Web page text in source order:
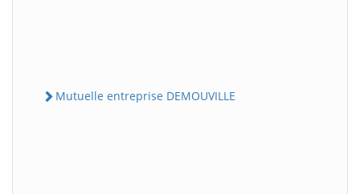
Mutuelle entreprise DEMOUVILLE